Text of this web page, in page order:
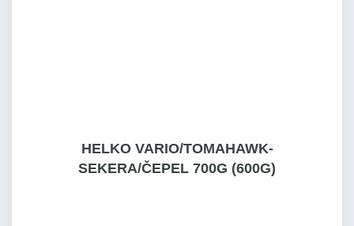
HELKO VARIO/TOMAHAWK-
SEKERA/ČEPEL 700G (600G)